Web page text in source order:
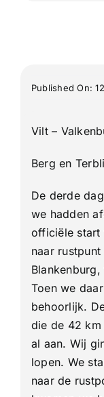
Published On:
Vilt –
Berg en
De derde
we hadden
officiële start
naar
Blankenburg,
Toen we
behoorlijk.
die de 42 km
al aan. Wij
lopen. We
naar de